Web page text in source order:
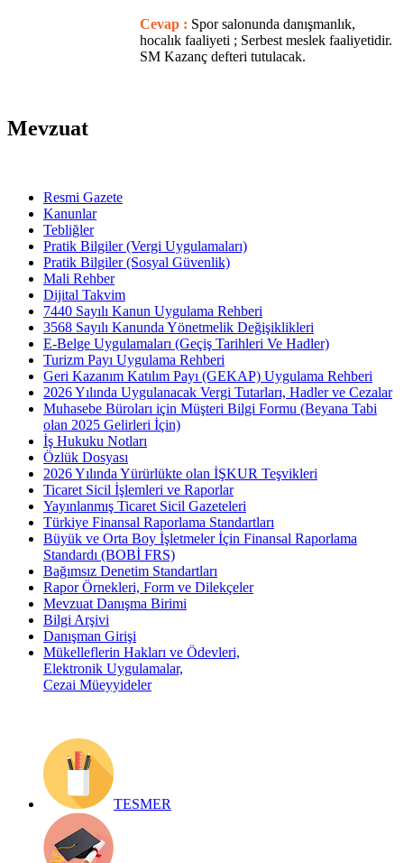
Cevap : Spor salonunda danışmanlık,
hocalık faaliyeti ; Serbest meslek faaliyetidir.
SM Kazanç defteri tutulacak.
Mevzuat
Resmi Gazete
Kanunlar
Tebliğler
Pratik Bilgiler (Vergi Uygulamaları)
Pratik Bilgiler (Sosyal Güvenlik)
Mali Rehber
Dijital Takvim
7440 Sayılı Kanun Uygulama Rehberi
3568 Sayılı Kanunda Yönetmelik Değişiklikleri
E-Belge Uygulamaları (Geçiş Tarihleri Ve Hadler)
Turizm Payı Uygulama Rehberi
Geri Kazanım Katılım Payı (GEKAP) Uygulama Rehberi
2026 Yılında Uygulanacak Vergi Tutarları, Hadler ve Cezalar
Muhasebe Büroları için Müşteri Bilgi Formu (Beyana Tabi
olan 2025 Gelirleri İçin)
İş Hukuku Notları
Özlük Dosyası
2026 Yılında Yürürlükte olan İŞKUR Teşvikleri
Ticaret Sicil İşlemleri ve Raporlar
Yayınlanmış Ticaret Sicil Gazeteleri
Türkiye Finansal Raporlama Standartları
Büyük ve Orta Boy İşletmeler İçin Finansal Raporlama
Standardı (BOBİ FRS)
Bağımsız Denetim Standartları
Rapor Örnekleri, Form ve Dilekçeler
Mevzuat Danışma Birimi
Bilgi Arşivi
Danışman Girişi
Mükelleflerin Hakları ve Ödevleri,
Elektronik Uygulamalar,
Cezai Müeyyideler
TESMER